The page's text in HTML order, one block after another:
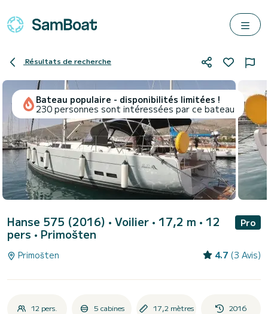
Résultats de recherche
Bateau populaire - disponibilités limitées !
230 personnes sont intéressées par ce bateau
Hanse 575 (2016) • Voilier • 17,2 m • 12
pers • Primošten
Pro
Primošten 4.7 (3 Avis)
12 pers. 5 cabines 17,2 mètres 2016